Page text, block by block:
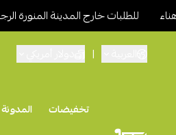
خارج المدينة المنورة الرجاء
|
تخفيضات المدونة